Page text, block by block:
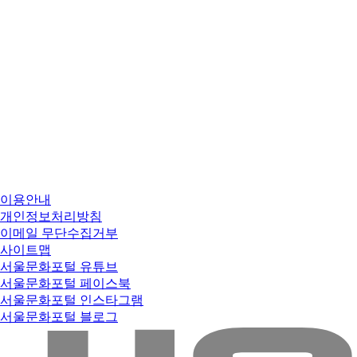
이용안내
개인정보처리방침
이메일 무단수집거부
사이트맵
서울문화포털 유튜브
서울문화포털 페이스북
서울문화포털 인스타그램
서울문화포털 블로그